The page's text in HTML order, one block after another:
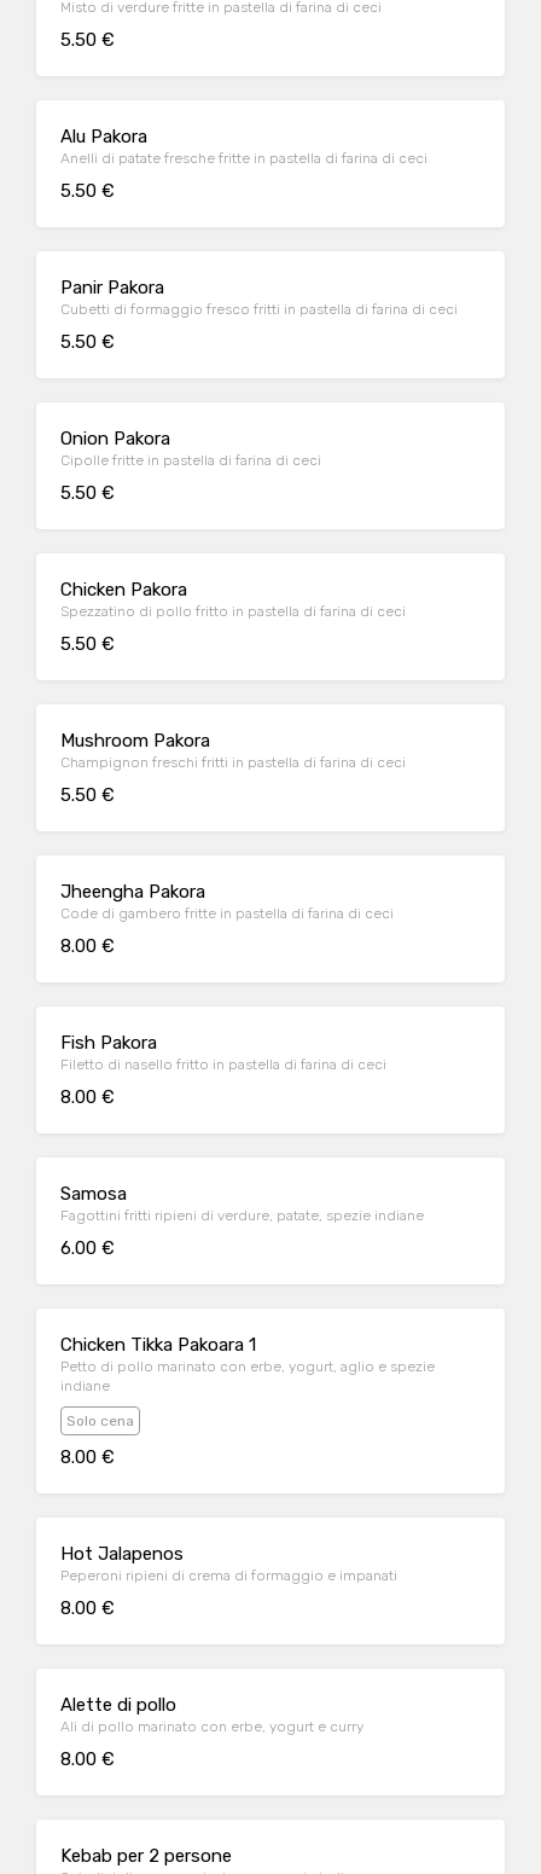
Misto di verdure fritte in pastella di farina di ceci
5.50 €
Alu Pakora
Anelli di patate fresche fritte in pastella di farina di ceci
5.50 €
Panir Pakora
Cubetti di formaggio fresco fritti in pastella di farina di ceci
5.50 €
Onion Pakora
Cipolle fritte in pastella di farina di ceci
5.50 €
Chicken Pakora
Spezzatino di pollo fritto in pastella di farina di ceci
5.50 €
Mushroom Pakora
Champignon freschi fritti in pastella di farina di ceci
5.50 €
Jheengha Pakora
Code di gambero fritte in pastella di farina di ceci
8.00 €
Fish Pakora
Filetto di nasello fritto in pastella di farina di ceci
8.00 €
Samosa
Fagottini fritti ripieni di verdure, patate, spezie indiane
6.00 €
Chicken Tikka Pakoara 1
Petto di pollo marinato con erbe, yogurt, aglio e spezie
indiane
Solo cena
8.00 €
Hot Jalapenos
Peperoni ripieni di crema di formaggio e impanati
8.00 €
Alette di pollo
Ali di pollo marinato con erbe, yogurt e curry
8.00 €
Kebab per 2 persone